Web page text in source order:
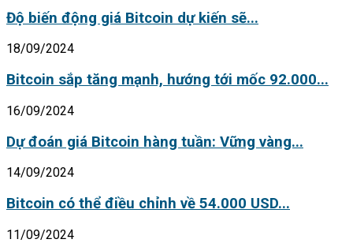
Độ biến động giá Bitcoin dự kiến sẽ...
18/09/2024
Bitcoin sắp tăng mạnh, hướng tới mốc 92.000...
16/09/2024
Dự đoán giá Bitcoin hàng tuần: Vững vàng...
14/09/2024
Bitcoin có thể điều chỉnh về 54.000 USD...
11/09/2024